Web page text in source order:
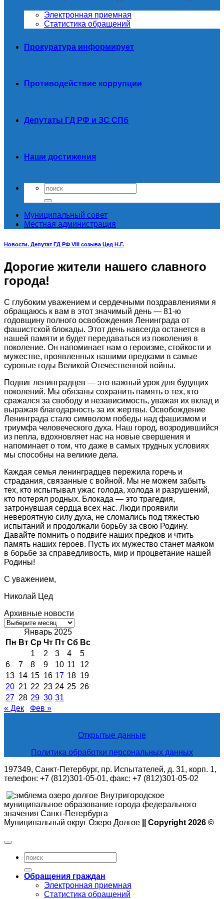
Электронная приемная
Статистика обращений
Прокуратура информирует
Противодействие коррупции
Депутаты ГД РФ и ЗС СПб
Наши достижения
Муниципальный совет
Местная администрация
Новости. Депутат ГД РФ VIII созыва Цед Н.Г.
Дорогие жители нашего славного
города!
С глубоким уважением и сердечными поздравлениями я
обращаюсь к вам в этот значимый день — 81-ю
годовщину полного освобождения Ленинграда от
фашистской блокады. Этот день навсегда останется в
нашей памяти и будет передаваться из поколения в
поколение. Он напоминает нам о героизме, стойкости и
мужестве, проявленных нашими предками в самые
суровые годы Великой Отечественной войны.
Подвиг ленинградцев — это важный урок для будущих
поколений. Мы обязаны сохранить память о тех, кто
сражался за свободу и независимость, уважая их вклад и
выражая благодарность за их жертвы. Освобождение
Ленинграда стало символом победы над фашизмом и
триумфа человеческого духа. Наш город, возродившийся
из пепла, вдохновляет нас на новые свершения и
напоминает о том, что даже в самых трудных условиях
мы способны на великие дела.
Каждая семья ленинградцев пережила горечь и
страдания, связанные с войной. Мы не можем забыть
тех, кто испытывал ужас голода, холода и разрушений,
кто потерял родных. Блокада — это трагедия,
затронувшая сердца всех нас. Люди проявили
невероятную силу духа, не сломались под тяжестью
испытаний и продолжали борьбу за свою Родину.
Давайте помнить о подвиге наших предков и чтить
память наших героев. Пусть их мужество станет маяком
в борьбе за справедливость, мир и процветание нашей
Родины!
С уважением,
Николай Цед
Архивные новости
Архивные
новостиЯнварь 2025
Пн Вт Ср Чт Пт Сб Вс
1
2 3 4
5
6
7 8 9 10 11
12
13 14 15 16 17 18 19
20 21 22 23 24 25 26
27 28 29 30 31
« Дек
Фев »
Открытые данные
Политика обработки персональных данных
197349, Санкт-Петербург, пр. Испытателей, д. 31, корп. 1,
телефон: +7 (812)301-05-01, факс: +7 (812)301-05-02
Внутригородское
муниципальное образование города федерального
значения Санкт-Петербурга
Муниципальный округ Озеро Долгое
|| Copyright 2026 ©
Обращения граждан
Электронная приемная
Статистика обращений